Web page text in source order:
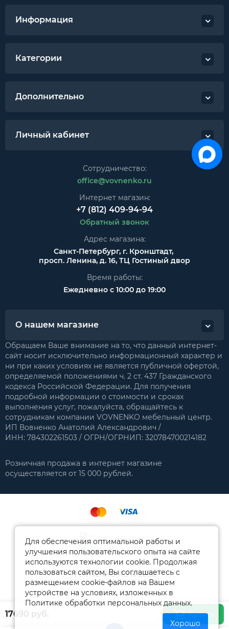
17690 руб. Купить
Информация
Категории
Дополнительно
Личный кабинет
Сотрудничество:
office@vovnenko.ru
Интернет магазин:
+7 (812) 409-94-94
Обратный звонок
Адрес магазина:
Санкт-Петербург, г. Кронштадт,
просп. Ленина, д. 16, ТЦ Гостиный двор
Время работы:
Ежедневно с 10:00 до 19:00
О нашем магазине
Обращаем Ваше внимание на то, что данный интернет-
сайт носит исключительно информационный характер и
ни при каких условиях не является публичной офертой,
определяемой положениями ч. 2 ст. 437 Гражданского
кодекса Российской Федерации. Для получения
подробной информации о стоимости и сроках
выполнения услуг, пожалуйста, обращайтесь к
сотрудникам компании VOVNENKO мебельный центр.
ИП Вовненко Анатолий Александрович /
ИНН: 784302261503 / ОГРН/ОГРНИП: 320784700214182
Розничная продажа в интернет магазине
осуществляется от 15 000 рублей.
VOVNENKO.RU © 2026
Для обеспечения оптимальной работы и
улучшения пользовательского опыта на сайте
используются технологии cookie. Продолжая
пользоваться сайтом, Вы соглашаетесь с
размещением cookie-файлов на Вашем
устройстве на условиях, изложенных в
Политике обработки персональных данных.
Хорошо